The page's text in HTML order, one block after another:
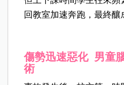
回教室加速奔跑，最終釀
傷勢迅速惡化 男童
術